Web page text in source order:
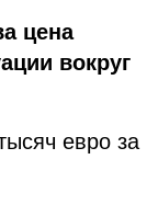
цена
вокруг
евро за